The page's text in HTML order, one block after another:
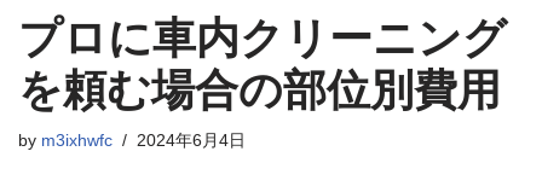
プロに車内クリーニング
を頼む場合の部位別費用
by m3ixhwfc 2024年6月4日